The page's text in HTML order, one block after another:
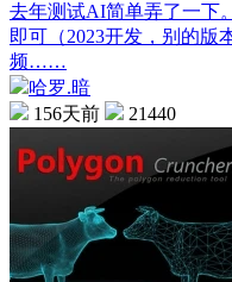
去年测试AI简单弄了一下
即可（2023开发，别的
频……
哈罗.暗
156天前
21440